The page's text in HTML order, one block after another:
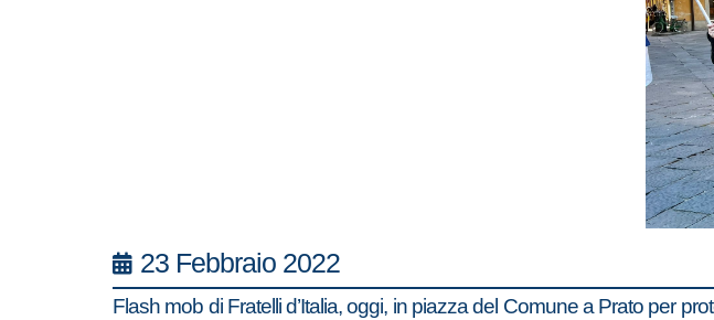
23 Febbraio 2022
Flash mob di Fratelli d’Italia, oggi, in piazza del Comune a Prato per